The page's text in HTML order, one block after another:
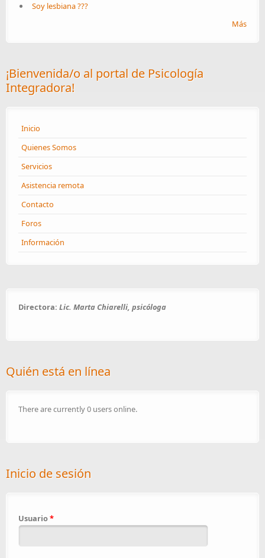
Soy lesbiana ???
Más
¡Bienvenida/o al portal de Psicología
Integradora!
Inicio
Quienes Somos
Servicios
Asistencia remota
Contacto
Foros
Información
Directora: Lic. Marta Chiarelli, psicóloga
Quién está en línea
There are currently 0 users online.
Inicio de sesión
Usuario*